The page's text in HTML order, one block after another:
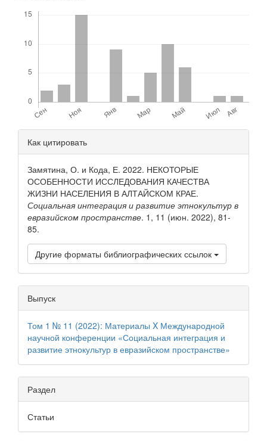
Детали
статьи
Как цитировать
Замятина, О. и Кода, Е. 2022. НЕКОТОРЫЕ
ОСОБЕННОСТИ ИССЛЕДОВАНИЯ КАЧЕСТВА
ЖИЗНИ НАСЕЛЕНИЯ В АЛТАЙСКОМ КРАЕ.
Социальная интеграция и развитие этнокультур в
евразийском пространстве. 1, 11 (июн. 2022), 81-
85.
Другие форматы библиографических ссылок
Выпуск
Том 1 № 11 (2022): Материалы X Международной
научной конференции «Социальная интеграция и
развитие этнокультур в евразийском пространстве»
Раздел
Статьи